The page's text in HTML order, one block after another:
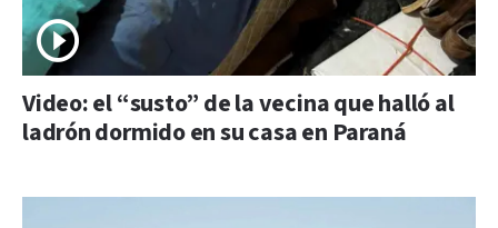
Video: el “susto” de la vecina que halló al
ladrón dormido en su casa en Paraná